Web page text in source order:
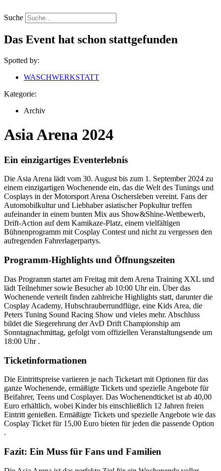
Inhalt
springen
Suche
Das Event hat schon stattgefunden
Spotted by:
WASCHWERKSTATT
Kategorie:
Archiv
Asia Arena 2024
Ein einzigartiges Eventerlebnis
Die Asia Arena lädt vom 30. August bis zum 1. September 2024 zu
einem einzigartigen Wochenende ein, das die Welt des Tunings und
Cosplays in der Motorsport Arena Oschersleben vereint. Fans der
Automobilkultur und Liebhaber asiatischer Popkultur treffen
aufeinander in einem bunten Mix aus Show&Shine-Wettbewerb,
Drift-Action auf dem Kamikaze-Platz, einem vielfältigen
Bühnenprogramm mit Cosplay Contest und nicht zu vergessen den
aufregenden Fahrerlagerpartys.
Programm-Highlights und Öffnungszeiten
Das Programm startet am Freitag mit dem Arena Training XXL und
lädt Teilnehmer sowie Besucher ab 10:00 Uhr ein. Über das
Wochenende verteilt finden zahlreiche Highlights statt, darunter die
Cosplay Academy, Hubschrauberrundflüge, eine Kids Area, die
Peters Tuning Sound Racing Show und vieles mehr. Abschluss
bildet die Siegerehrung der AvD Drift Championship am
Sonntagnachmittag, gefolgt vom offiziellen Veranstaltungsende um
18:00 Uhr .
Ticketinformationen
Die Eintrittspreise variieren je nach Ticketart mit Optionen für das
ganze Wochenende, ermäßigte Tickets und spezielle Angebote für
Beifahrer, Teens und Cosplayer. Das Wochenendticket ist ab 40,00
Euro erhältlich, wobei Kinder bis einschließlich 12 Jahren freien
Eintritt genießen. Ermäßigte Tickets und spezielle Angebote wie das
Cosplay Ticket für 15,00 Euro bieten für jeden die passende Option
.
Fazit: Ein Muss für Fans und Familien